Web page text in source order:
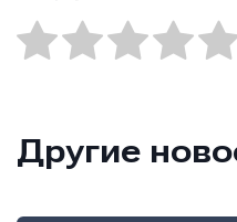
Другие